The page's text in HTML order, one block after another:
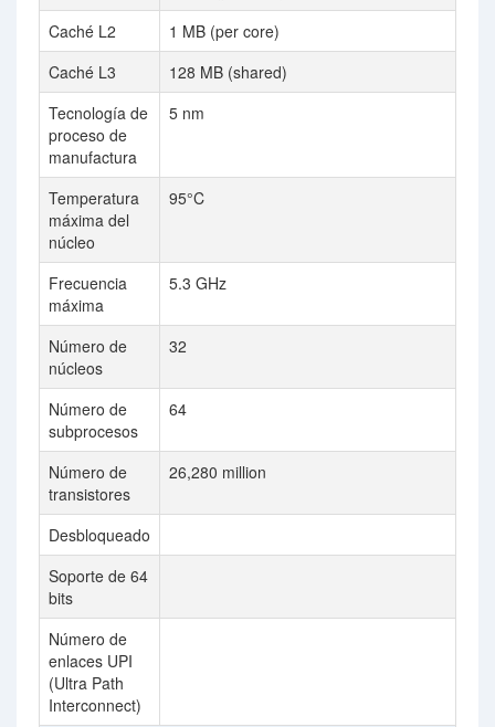
Caché L2
1 MB (per core)
Caché L3
128 MB (shared)
Tecnología de
proceso de
manufactura
5 nm
Temperatura
máxima del
núcleo
95°C
Frecuencia
máxima
5.3 GHz
Número de
núcleos
32
Número de
subprocesos
64
Número de
transistores
26,280 million
Desbloqueado
Soporte de 64
bits
Número de
enlaces UPI
(Ultra Path
Interconnect)